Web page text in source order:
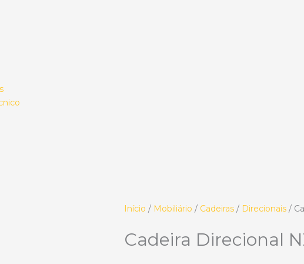
Início / Mobiliário / Cadeiras / Direcionais /
Cadeira Direcional